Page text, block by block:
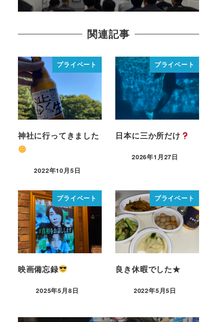
関連記事
プライベート
神社に行ってきました
2022年10月5日
プライベート
日本に三か所だけ
2026年1月27日
プライベート
映画備忘録
2025年5月8日
プライベート
良き休暇でした★
2022年5月5日